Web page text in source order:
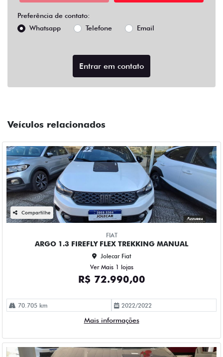
Preferência de contato:
Whatsapp
Telefone Email
Entrar em contato
Veículos relacionados
Compartilhe
FIAT
ARGO 1.3 FIREFLY FLEX TREKKING MANUAL
Jolecar Fiat
Ver Mais 1 lojas
R$ 72.990,00
70.705 km 2022/2022
Mais informações